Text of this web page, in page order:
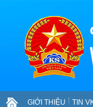
GIỚI THIỆU TIN